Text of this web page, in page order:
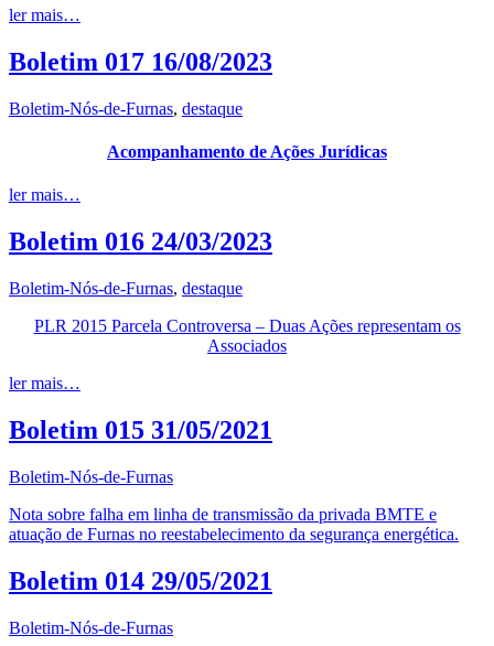
ler mais…
Boletim 017 16/08/2023
Boletim-Nós-de-Furnas, destaque
Acompanhamento de Ações Jurídicas
ler mais…
Boletim 016 24/03/2023
Boletim-Nós-de-Furnas, destaque
PLR 2015 Parcela Controversa – Duas Ações representam os
Associados
ler mais…
Boletim 015 31/05/2021
Boletim-Nós-de-Furnas
Nota sobre falha em linha de transmissão da privada BMTE e
atuação de Furnas no reestabelecimento da segurança energética.
Boletim 014 29/05/2021
Boletim-Nós-de-Furnas